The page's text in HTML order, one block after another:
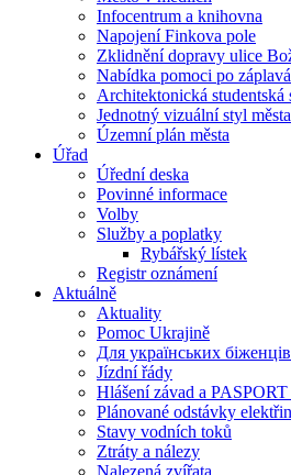
Infocentrum a knihovna
Napojení Finkova pole
Zklidnění dopravy ulice
Nabídka pomoci po
Architektonická studentská
Jednotný vizuální styl města
Územní plán města
Úřad
Úřední deska
Povinné informace
Volby
Služby a poplatky
Rybářský lístek
Registr oznámení
Aktuálně
Aktuality
Pomoc Ukrajině
Для українських
Jízdní řády
Hlášení závad a
Plánované odstávky
Stavy vodních toků
Ztráty a nálezy
Nalezená zvířata